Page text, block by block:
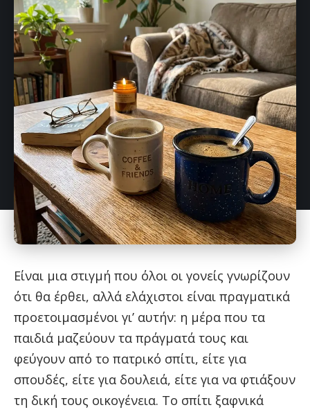
Είναι μια στιγμή που όλοι οι γονείς γνωρίζουν
ότι θα έρθει, αλλά ελάχιστοι είναι πραγματικά
προετοιμασμένοι γι’ αυτήν: η μέρα που τα
παιδιά μαζεύουν τα πράγματά τους και
φεύγουν από το πατρικό σπίτι, είτε για
σπουδές, είτε για δουλειά, είτε για να φτιάξουν
τη δική τους οικογένεια. Το σπίτι ξαφνικά